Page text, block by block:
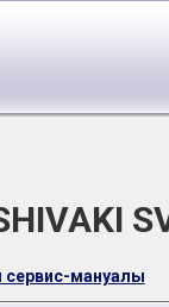
сервис-мануалы